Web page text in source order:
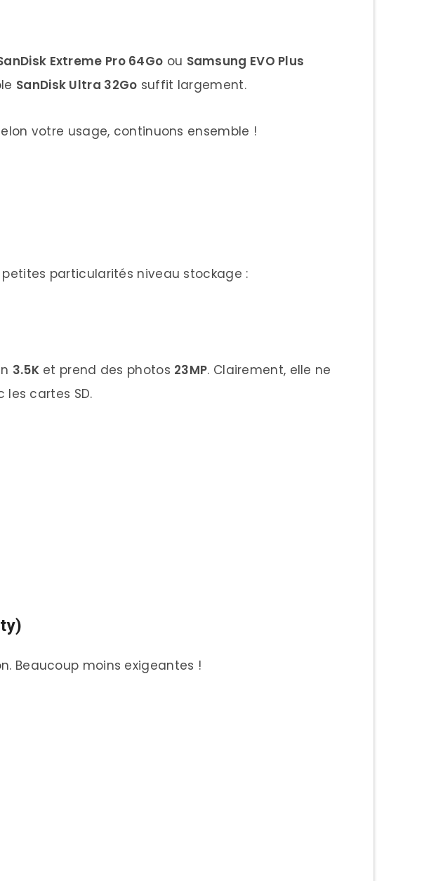
Extreme Pro 64Go ou Samsung EVO Plus
SanDisk Ultra 32Go suffit largement.
votre usage, continuons ensemble !
particularités niveau stockage :
3.5Ket prend des photos 23MP. Clairement, elle ne
cartes SD.
Beaucoup moins exigeantes !